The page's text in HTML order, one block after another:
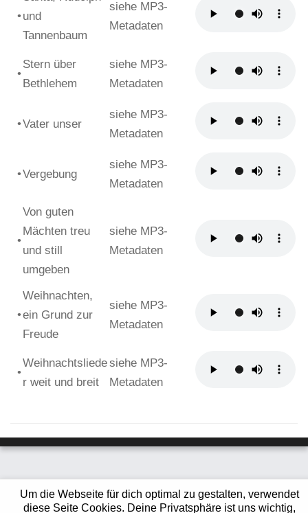
•und
Tannenbaum
siehe MP3-
Metadaten
•
Stern über
Bethlehem
siehe MP3-
Metadaten
•Vater unser
siehe MP3-
Metadaten
•Vergebung
siehe MP3-
Metadaten
•
Von guten
Mächten treu
und still
umgeben
siehe MP3-
Metadaten
•
Weihnachten,
ein Grund zur
Freude
siehe MP3-
Metadaten
•
Weihnachtsliede
r weit und breit
siehe MP3-
Metadaten
Um die Webseite für dich optimal zu gestalten, verwendet
diese Seite Cookies. Deine Privatsphäre ist uns wichtig,